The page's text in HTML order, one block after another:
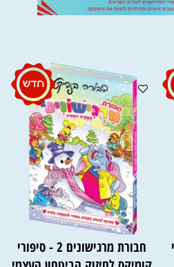
חבורת מרגישונים 2 - סיפורי